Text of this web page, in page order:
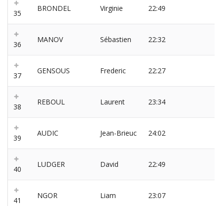
35
BRONDEL Virginie 22:49
36
MANOV Sébastien 22:32
37
GENSOUS Frederic 22:27
38
REBOUL Laurent 23:34
39
AUDIC Jean-Brieuc 24:02
40
LUDGER David 22:49
41
NGOR Liam 23:07